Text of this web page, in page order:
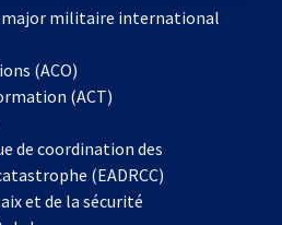
militaire international
(ACO)
dans
nouvel
onglet
(ACT)
de coordination des
(EADRCC)
et de la sécurité